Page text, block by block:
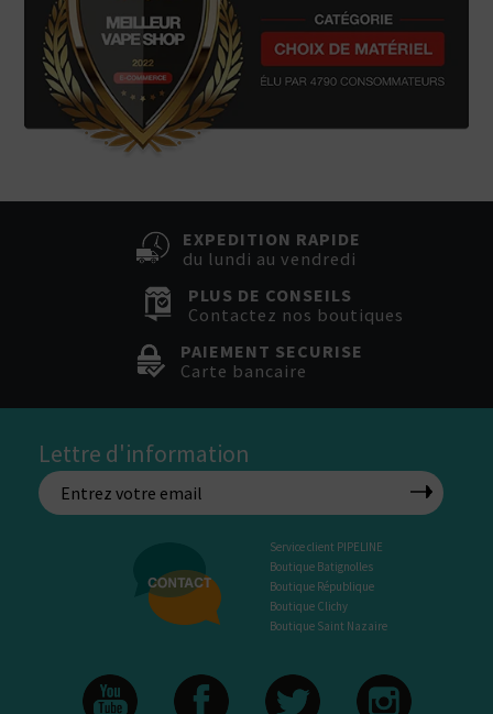
EXPEDITION RAPIDE
du lundi au vendredi
PLUS DE CONSEILS
Contactez nos boutiques
PAIEMENT SECURISE
Carte bancaire
Lettre d'information
Service client PIPELINE
Boutique Batignolles
Boutique République
Boutique Clichy
Boutique Saint Nazaire